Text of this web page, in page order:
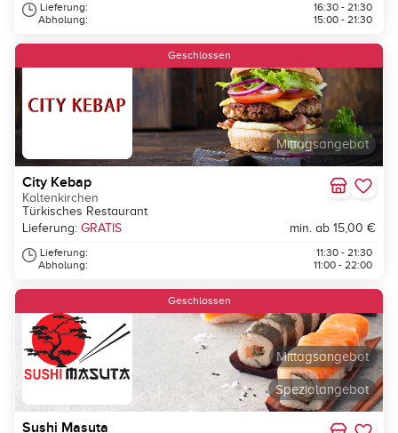
Lieferung:
Abholung:
16:30 - 21:30
15:00 - 21:30
Mittagsangebot
Geschlossen
City Kebap
Kaltenkirchen
Türkisches Restaurant
Lieferung: GRATIS min. ab 15,00 €
Lieferung:
Abholung:
11:30 - 21:30
11:00 - 22:00
Spezialangebot
Mittagsangebot
Geschlossen
Sushi Masuta